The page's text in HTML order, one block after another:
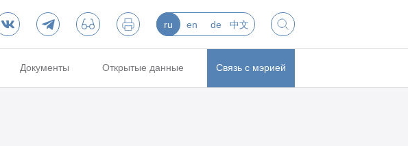
ru en de 中文
Документы Открытые данные Связь с мэрией